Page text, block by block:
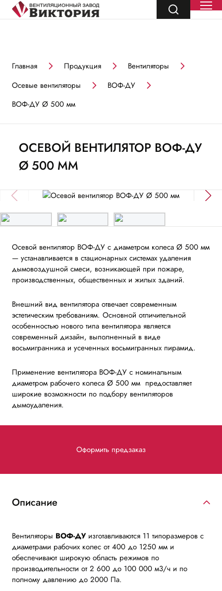
Главная Продукция
Вентиляторы
Осевые вентиляторы
ВОФ-ДУ
ВОФ-ДУ Ø 500 мм
ОСЕВОЙ ВЕНТИЛЯТОР ВОФ-ДУ
Ø 500 ММ
Осевой вентилятор ВОФ-ДУ с диаметром колеса Ø 500 мм
— устанавливается в стационарных системах удаления
дымовоздушной смеси, возникающей при пожаре,
производственных, общественных и жилых зданий.
Внешний вид вентилятора отвечает современным
эстетическим требованиям. Основной отличительной
особенностью нового типа вентилятора является
современный дизайн, выполненный в виде
восьмигранника и усеченных восьмигранных пирамид.
Применение вентилятора ВОФ-ДУ с номинальным
диаметром рабочего колеса Ø 500 мм предоставляет
широкие возможности по подбору вентиляторов
дымоудаления.
Оформить предзаказ
Описание
Вентиляторы ВОФ-ДУизготавливаются 11 типоразмеров с
диаметрами рабочих колес от 400 до 1250 мм и
обеспечивают широкую область режимов по
производительности от 2 600 до 100 000 м3/ч и по
полному давлению до 2000 Па.